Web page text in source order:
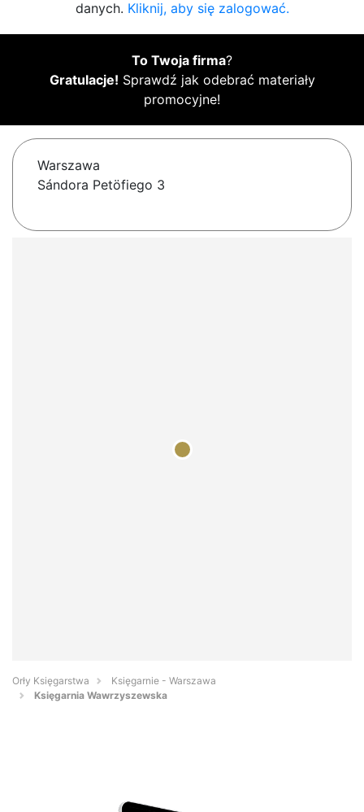
danych. Kliknij, aby się zalogować.
To Twoja firma?
Gratulacje! Sprawdź jak odebrać materiały
promocyjne!
Warszawa
Sándora Petöfiego 3
Orły Księgarstwa
Księgarnie - Warszawa
Księgarnia Wawrzyszewska